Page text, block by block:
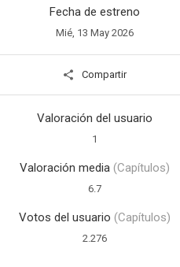
Fecha de estreno
Mié, 13 May 2026
Compartir
Valoración del usuario
1
Valoración media (Capítulos)
6.7
Votos del usuario (Capítulos)
2.276